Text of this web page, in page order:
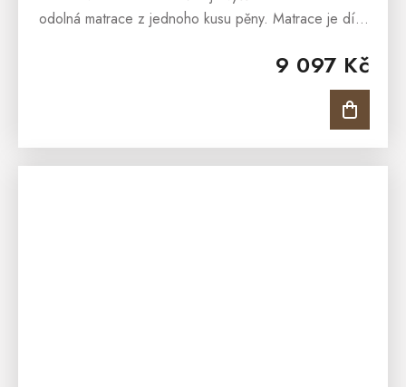
9 097 Kč
odolná matrace z jednoho kusu pěny. Matrace je díky